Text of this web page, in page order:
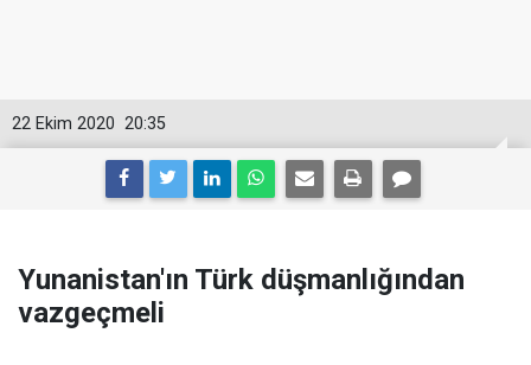
20:35
22 Ekim 2020
Yunanistan'ın Türk düşmanlığından
vazgeçmeli